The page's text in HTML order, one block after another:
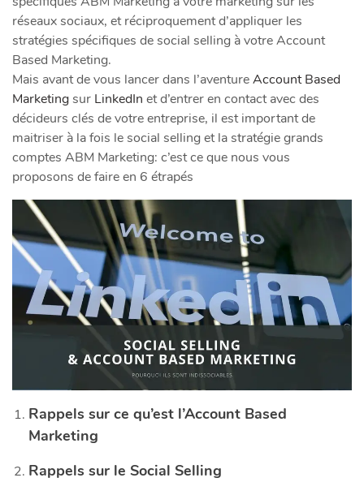
réseaux sociaux, et réciproquement d’appliquer les
stratégies spécifiques de social selling à votre Account
Based Marketing.
​Mais avant de vous lancer dans l’aventureAccount Based
Marketingsur LinkedIn et d’entrer en contact avec des
décideurs clés de votre entreprise, il est important de
maitriser à la fois le social selling et la stratégie grands
comptes ABM Marketing: c’est ce que nous vous
proposons de faire en 6 étrapés
Rappels sur ce qu’est l’Account Based
Marketing
​Rappels sur le Social Selling